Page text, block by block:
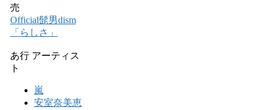
売
Official髭男dism
「らしさ」
あ行 アーティス
ト
嵐
安室奈美恵